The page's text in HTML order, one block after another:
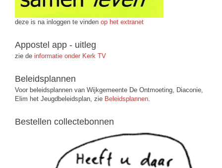
deze is na inloggen te vinden op het extranet
Appostel app - uitleg
zie de informatie onder Kerk TV
Beleidsplannen
Voor beleidsplannen van Wijkgemeente De Ontmoeting, Diaconie,
Elim het Jeugdbeleidsplan, zie Beleidsplannen.
Bestellen collectebonnen